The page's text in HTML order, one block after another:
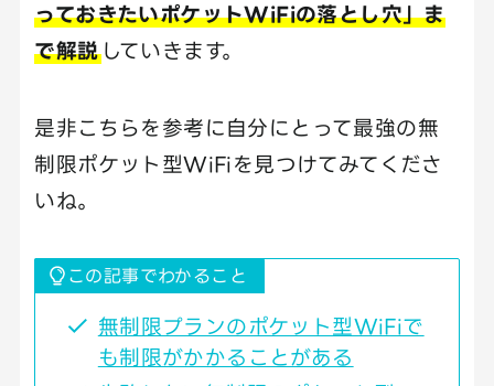
っておきたいポケットWiFiの落とし穴」ま
で解説していきます。
是非こちらを参考に自分にとって最強の無
制限ポケット型WiFiを見つけてみてくださ
いね。
この記事でわかること
無制限プランのポケット型WiFiで
も制限がかかることがある